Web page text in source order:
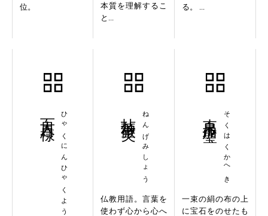
位。
本質を理解するこ
と...
る。 ...
ひゃくにんひゃくよう ねんげみしょう
仏教用語。言葉を
使わず心から心へ
そくはくかへき
一束の絹の布の上
に宝石をのせたも